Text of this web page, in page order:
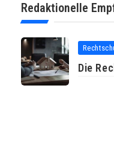
Redaktionelle
Die